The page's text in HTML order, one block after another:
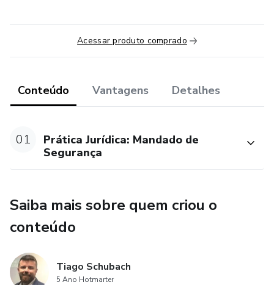
-acesso grátis por 30 diasAcessar produto comprado
Conteúdo Vantagens Detalhes
01
Prática Jurídica: Mandado de
Segurança
Saiba mais sobre quem criou o
conteúdo
Tiago Schubach
5 Ano Hotmarter